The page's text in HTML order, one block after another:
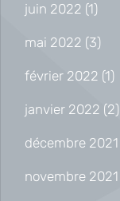
juin 2022 (1)
mai 2022 (3)
février 2022 (1)
janvier 2022 (2)
décembre 2021
novembre 2021